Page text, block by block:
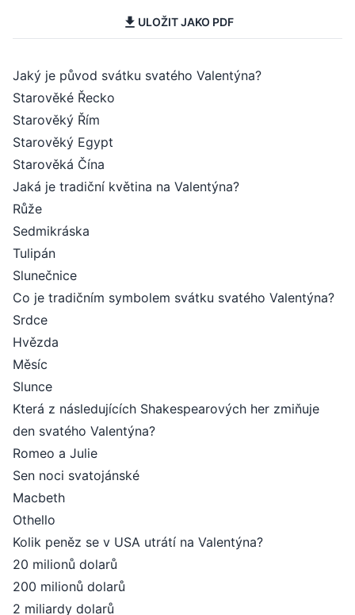
ULOŽIT JAKO PDF
Jaký je původ svátku svatého Valentýna?
Starověké Řecko
Starověký Řím
Starověký Egypt
Starověká Čína
Jaká je tradiční květina na Valentýna?
Růže
Sedmikráska
Tulipán
Slunečnice
Co je tradičním symbolem svátku svatého Valentýna?
Srdce
Hvězda
Měsíc
Slunce
Která z následujících Shakespearových her zmiňuje
den svatého Valentýna?
Romeo a Julie
Sen noci svatojánské
Macbeth
Othello
Kolik peněz se v USA utrátí na Valentýna?
20 milionů dolarů
200 milionů dolarů
2 miliardy dolarů